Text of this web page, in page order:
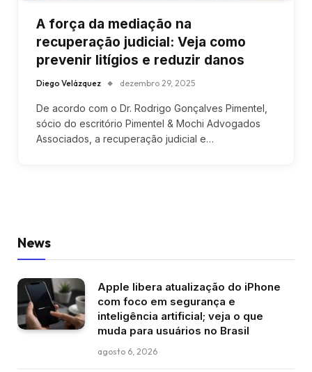
A força da mediação na
recuperação judicial: Veja como
prevenir litígios e reduzir danos
Diego Velázquez dezembro 29, 2025
De acordo com o Dr. Rodrigo Gonçalves Pimentel,
sócio do escritório Pimentel & Mochi Advogados
Associados, a recuperação judicial e…
News
Apple libera atualização do iPhone
com foco em segurança e
inteligência artificial; veja o que
muda para usuários no Brasil
agosto 6, 2026